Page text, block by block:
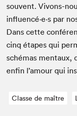
sou­vent. Vivons-
influencé·e·s par
Dans cette
cinq étapes qui
sché­mas men­taux,
enfin l’amour qui
Classe de maître